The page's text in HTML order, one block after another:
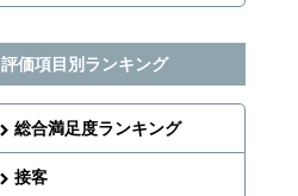
評価項目別ランキング
総合満足度ランキング
接客